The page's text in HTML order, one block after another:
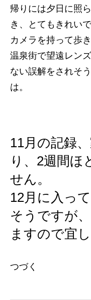
帰りには夕日に照
き、とてもきれいで
カメラを持って歩
温泉街で望遠レン
ない誤解をされそ
は。
11月の記録
り、2週間ほ
せん。
12月に入っ
そうですが
ますので宜
つづく